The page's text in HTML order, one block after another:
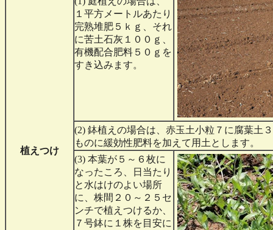
植えつけ
１平方メートルあたり
完熟堆肥５ｋｇ、それ
に苦土石灰１００ｇ、
有機配合肥料５０ｇを
すき込みます。
(2) 鉢植えの場合は、赤玉土小粒７に腐葉土
ものに緩効性肥料を加えて用土とします。
(3) 本葉が５～６枚に
なったころ、日当たり
と水はけのよい場所
に、株間２０～２５セ
ンチで植えつけるか、
７号鉢に１株を目安に